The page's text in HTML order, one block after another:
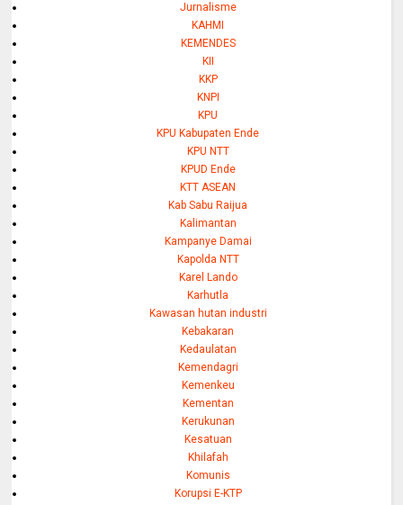
Jurnalisme
KAHMI
KEMENDES
KII
KKP
KNPI
KPU
KPU Kabupaten Ende
KPU NTT
KPUD Ende
KTT ASEAN
Kab Sabu Raijua
Kalimantan
Kampanye Damai
Kapolda NTT
Karel Lando
Karhutla
Kawasan hutan industri
Kebakaran
Kedaulatan
Kemendagri
Kemenkeu
Kementan
Kerukunan
Kesatuan
Khilafah
Komunis
Korupsi E-KTP